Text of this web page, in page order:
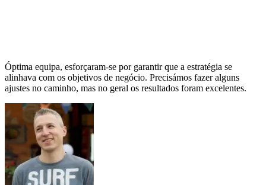
Óptima equipa, esforçaram-se por garantir que a estratégia se
alinhava com os objetivos de negócio. Precisámos fazer alguns
ajustes no caminho, mas no geral os resultados foram excelentes.